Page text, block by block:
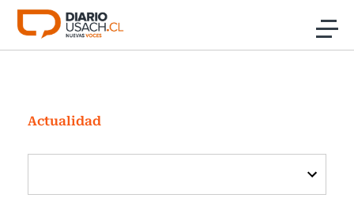
Click acá para ir directamente al contenido
Investigación
Cultura
Programas Radio y TV Usach
Actualidad